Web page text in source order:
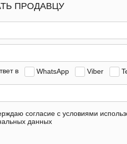
ПРОДАВЦУ
в WhatsApp Viber
согласие с условиями
данных